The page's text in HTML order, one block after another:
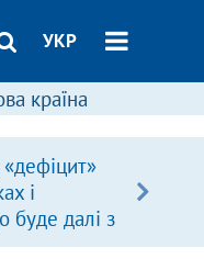
УКР
країна
і
буде далі з